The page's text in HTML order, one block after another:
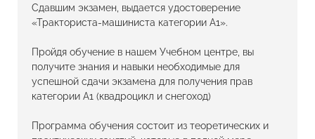
Сдавшим экзамен, выдается удостоверение
«Тракториста-машиниста категории А1».
Пройдя обучение в нашем Учебном центре, вы
получите знания и навыки необходимые для
успешной сдачи экзамена для получения прав
категории А1 (квадроцикл и снегоход)
Программа обучения состоит из теоретических и